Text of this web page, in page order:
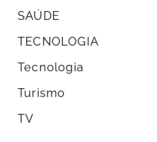
SAÚDE
TECNOLOGIA
Tecnologia
Turismo
TV